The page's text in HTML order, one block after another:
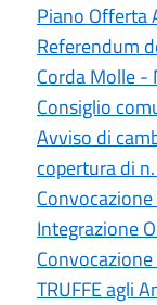
Piano Offerta
Referendum
Corda Molle -
Consiglio
Avviso di
copertura di
Integrazione
TRUFFE agli